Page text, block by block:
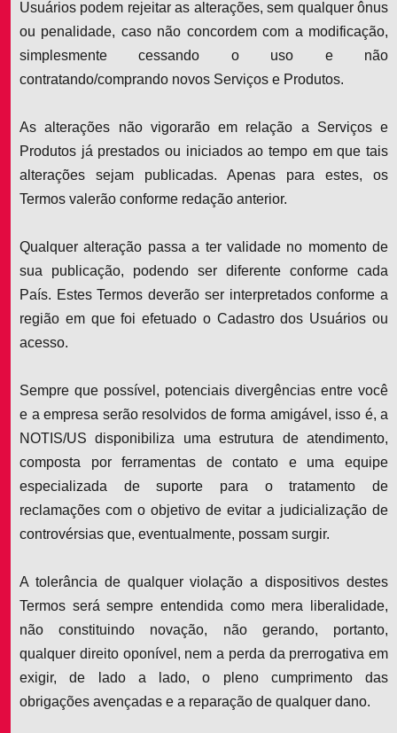
Usuários podem rejeitar as alterações, sem qualquer ônus
ou penalidade, caso não concordem com a modificação,
simplesmente cessando o uso e não
contratando/comprando novos Serviços e Produtos.
As alterações não vigorarão em relação a Serviços e
Produtos já prestados ou iniciados ao tempo em que tais
alterações sejam publicadas. Apenas para estes, os
Termos valerão conforme redação anterior.
Qualquer alteração passa a ter validade no momento de
sua publicação, podendo ser diferente conforme cada
País. Estes Termos deverão ser interpretados conforme a
região em que foi efetuado o Cadastro dos Usuários ou
acesso.
Sempre que possível, potenciais divergências entre você
e a empresa serão resolvidos de forma amigável, isso é, a
NOTIS/US disponibiliza uma estrutura de atendimento,
composta por ferramentas de contato e uma equipe
especializada de suporte para o tratamento de
reclamações com o objetivo de evitar a judicialização de
controvérsias que, eventualmente, possam surgir.
A tolerância de qualquer violação a dispositivos destes
Termos será sempre entendida como mera liberalidade,
não constituindo novação, não gerando, portanto,
qualquer direito oponível, nem a perda da prerrogativa em
exigir, de lado a lado, o pleno cumprimento das
obrigações avençadas e a reparação de qualquer dano.